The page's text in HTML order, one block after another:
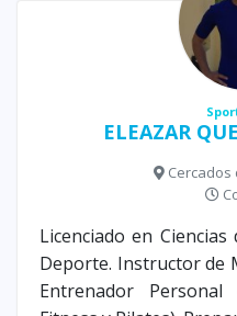
ELEAZAR
Cercados
Licenciado en
Deporte. Instructor de
Entrenador Personal